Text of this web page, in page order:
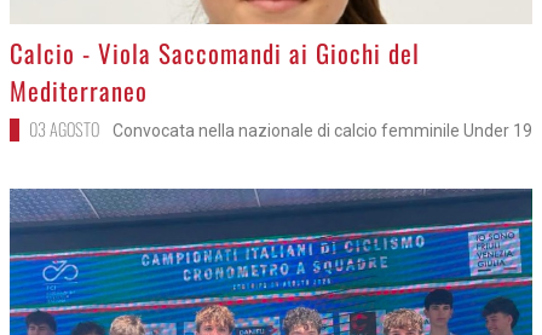
>
Calcio - Viola Saccomandi ai Giochi del
Mediterraneo
03 AGOSTO Convocata nella nazionale di calcio femminile Under 19